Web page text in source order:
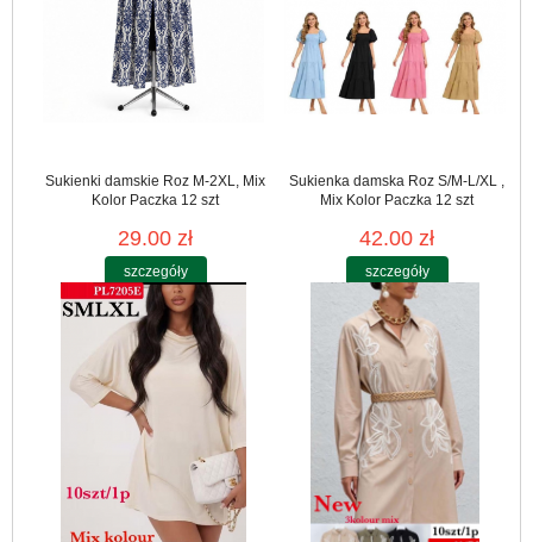
Sukienki damskie Roz M-2XL, Mix
Kolor Paczka 12 szt
29.00 zł
szczegóły
Sukienka damska Roz S/M-L/XL ,
Mix Kolor Paczka 12 szt
42.00 zł
szczegóły